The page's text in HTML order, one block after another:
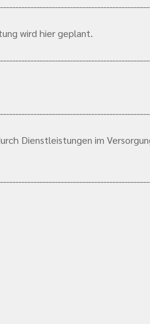
wird hier geplant.
Dienstleistungen im